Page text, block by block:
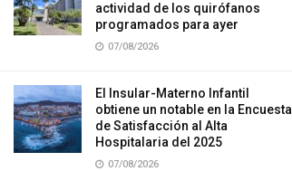
actividad de los quirófanos
programados para ayer
07/08/2026
El Insular-Materno Infantil
obtiene un notable en la Encuesta
de Satisfacción al Alta
Hospitalaria del 2025
07/08/2026